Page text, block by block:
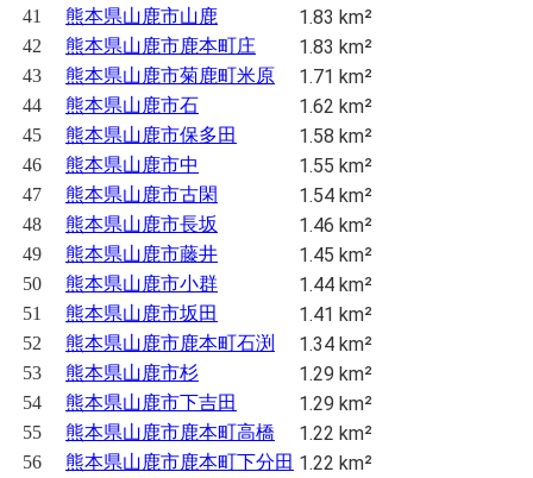
41 熊本県山鹿市山鹿 1.83 km²
42 熊本県山鹿市鹿本町庄 1.83 km²
43 熊本県山鹿市菊鹿町米原 1.71 km²
44 熊本県山鹿市石 1.62 km²
45 熊本県山鹿市保多田 1.58 km²
46 熊本県山鹿市中 1.55 km²
47 熊本県山鹿市古閑 1.54 km²
48 熊本県山鹿市長坂 1.46 km²
49 熊本県山鹿市藤井 1.45 km²
50 熊本県山鹿市小群 1.44 km²
51 熊本県山鹿市坂田 1.41 km²
52 熊本県山鹿市鹿本町石渕 1.34 km²
53 熊本県山鹿市杉 1.29 km²
54 熊本県山鹿市下吉田 1.29 km²
55 熊本県山鹿市鹿本町高橋 1.22 km²
56 熊本県山鹿市鹿本町下分田 1.22 km²